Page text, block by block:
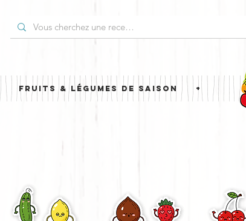
FRUITS & LÉGUMES DE SAISON +